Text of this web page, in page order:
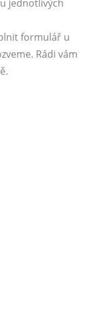
jednotlivých
formulář u
Rádi vám